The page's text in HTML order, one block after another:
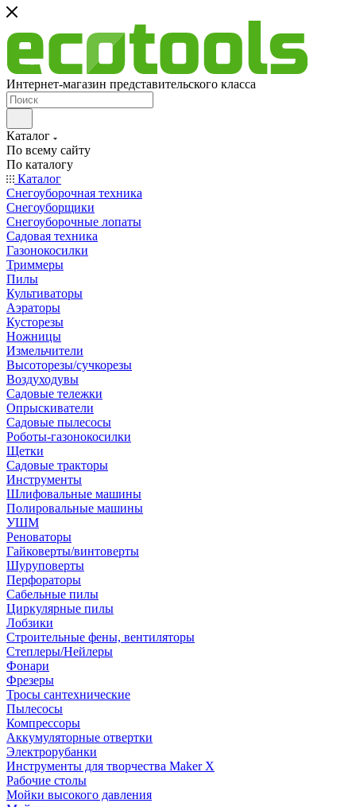
Интернет-магазин представительского класса
Каталог
По всему сайту
По каталогу
Каталог
Снегоуборочная техника
Снегоуборщики
Снегоуборочные лопаты
Садовая техника
Газонокосилки
Триммеры
Пилы
Культиваторы
Аэраторы
Кусторезы
Ножницы
Измельчители
Высоторезы/сучкорезы
Воздуходувы
Садовые тележки
Опрыскиватели
Садовые пылесосы
Роботы-газонокосилки
Щетки
Садовые тракторы
Инструменты
Шлифовальные машины
Полировальные машины
УШМ
Реноваторы
Гайковерты/винтоверты
Шуруповерты
Перфораторы
Сабельные пилы
Циркулярные пилы
Лобзики
Строительные фены, вентиляторы
Степлеры/Нейлеры
Фонари
Фрезеры
Тросы сантехнические
Пылесосы
Компрессоры
Аккумуляторные отвертки
Электрорубанки
Инструменты для творчества Maker X
Рабочие столы
Мойки высокого давления